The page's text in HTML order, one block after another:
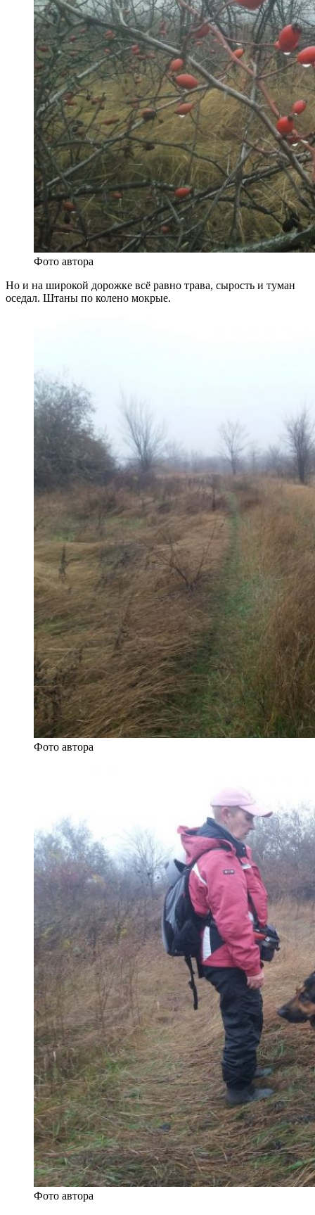
Фото автора
Но и на широкой дорожке всё равно трава, сырость и туман
оседал. Штаны по колено мокрые.
Фото автора
Фото автора